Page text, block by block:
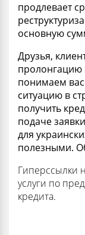
продлевает
основную
Друзья,
пролонгацию
понимаем
ситуацию в
получить
подаче
для
полезными.
Гиперссылки
услуги по
кредита.